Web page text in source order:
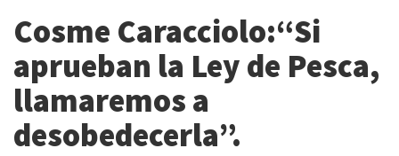
e
Cosme Caracciolo:“Si
aprueban la Ley de Pesca,
llamaremos a
desobedecerla”.